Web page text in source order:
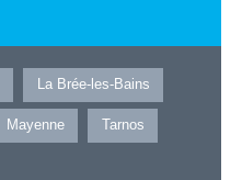
La Brée-les-Bains
Mayenne Tarnos